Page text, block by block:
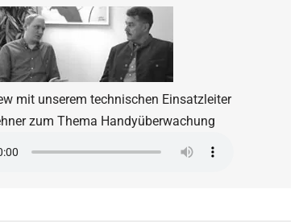
mit unserem technischen Einsatzleiter
zum Thema Handyüberwachung